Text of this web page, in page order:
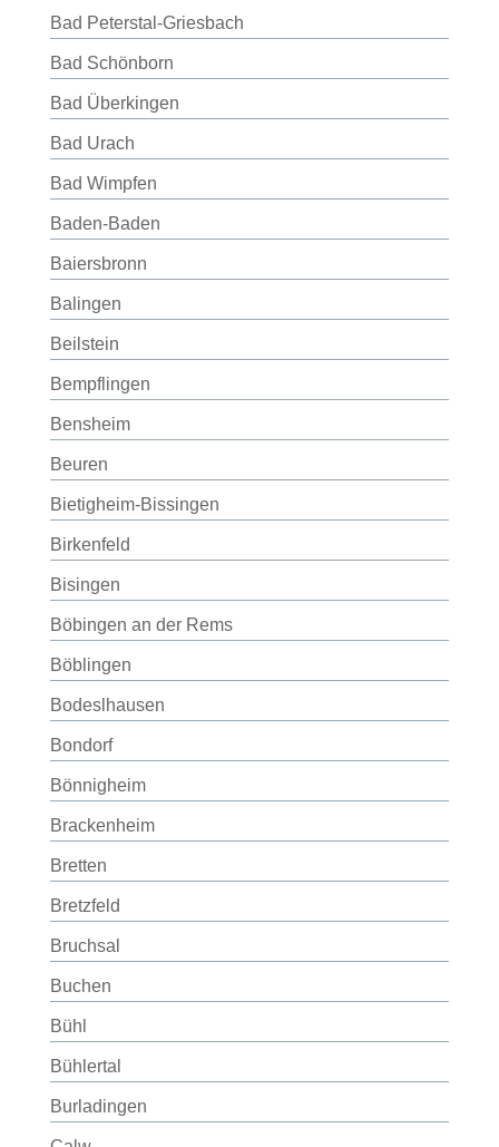
Bad Peterstal-Griesbach
Bad Schönborn
Bad Überkingen
Bad Urach
Bad Wimpfen
Baden-Baden
Baiersbronn
Balingen
Beilstein
Bempflingen
Bensheim
Beuren
Bietigheim-Bissingen
Birkenfeld
Bisingen
Böbingen an der Rems
Böblingen
Bodeslhausen
Bondorf
Bönnigheim
Brackenheim
Bretten
Bretzfeld
Bruchsal
Buchen
Bühl
Bühlertal
Burladingen